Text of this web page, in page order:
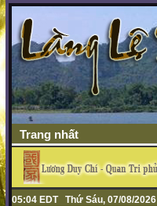
Trang nhất
05:04 EDT Thứ Sáu, 07/08/2026